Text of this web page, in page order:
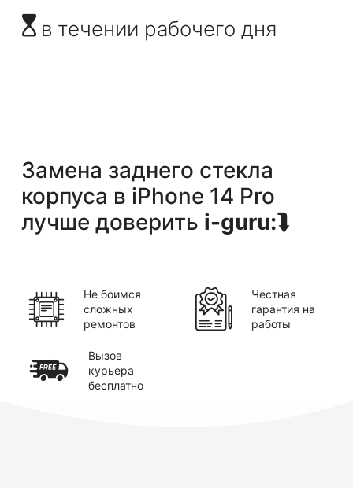
в течении рабочего дня
Замена заднего стекла
корпуса в iPhone 14 Pro
лучше доверить i-guru:⮯
Не боимся
сложных
ремонтов
Честная
гарантия на
работы
Вызов
курьера
бесплатно